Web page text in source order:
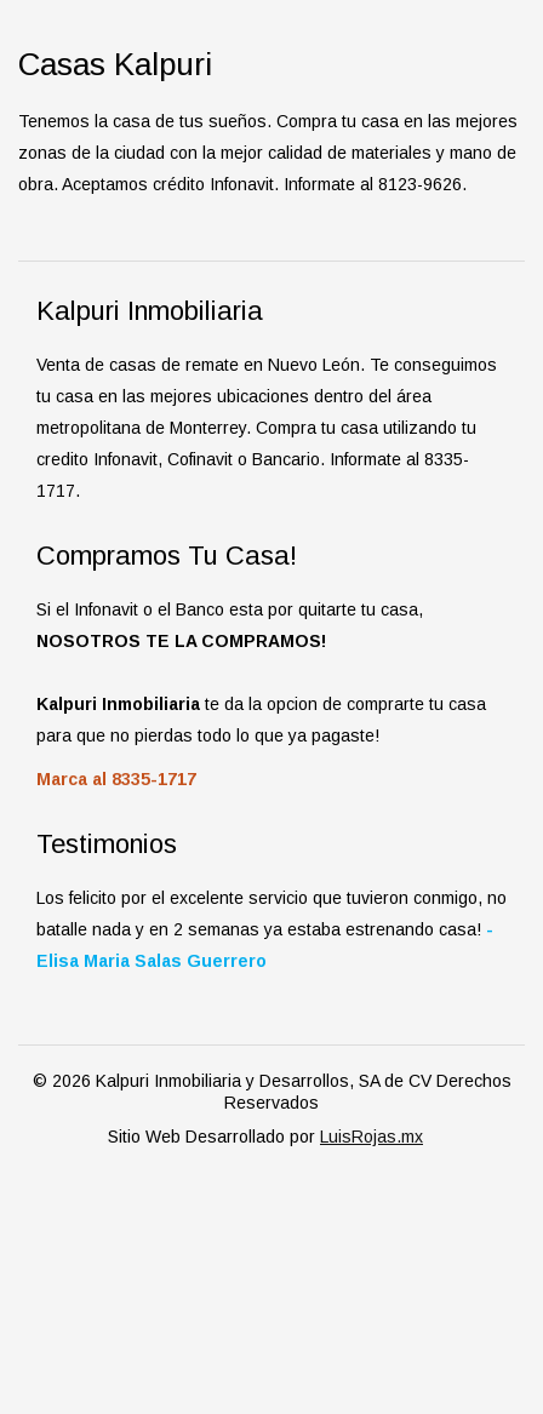
Casas Kalpuri
Tenemos la casa de tus sueños. Compra tu casa en las mejores
zonas de la ciudad con la mejor calidad de materiales y mano de
obra. Aceptamos crédito Infonavit. Informate al 8123-9626.
Kalpuri Inmobiliaria
Venta de casas de remate en Nuevo León. Te conseguimos
tu casa en las mejores ubicaciones dentro del área
metropolitana de Monterrey. Compra tu casa utilizando tu
credito Infonavit, Cofinavit o Bancario. Informate al 8335-
1717.
Compramos Tu Casa!
Si el Infonavit o el Banco esta por quitarte tu casa,
NOSOTROS TE LA COMPRAMOS!
Kalpuri Inmobiliaria te da la opcion de comprarte tu casa
para que no pierdas todo lo que ya pagaste!
Marca al 8335-1717
Testimonios
Los felicito por el excelente servicio que tuvieron conmigo, no
batalle nada y en 2 semanas ya estaba estrenando casa! -
Elisa Maria Salas Guerrero
© 2026 Kalpuri Inmobiliaria y Desarrollos, SA de CV Derechos
Reservados
Sitio Web Desarrollado por LuisRojas.mx